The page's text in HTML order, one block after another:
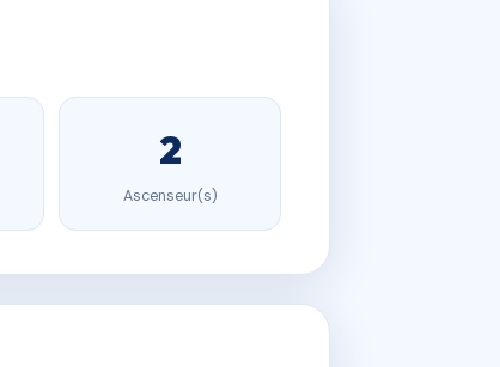
2
Ascenseur(s)